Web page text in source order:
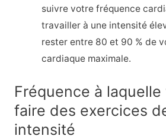
suivre votre fréquence
travailler à une intensité
rester entre 80 et 90 % de
cardiaque maximale.
Fréquence à
faire des exercices
intensité